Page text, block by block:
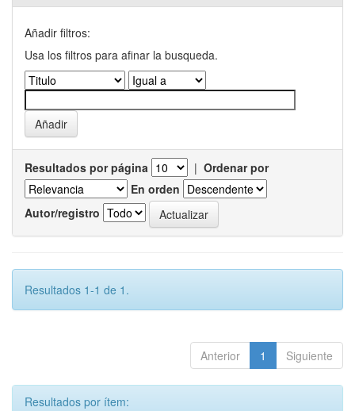
Añadir filtros:
Usa los filtros para afinar la busqueda.
Resultados por página | Ordenar por
En orden
Autor/registro
Resultados 1-1 de 1.
Anterior 1 Siguiente
Resultados por ítem: